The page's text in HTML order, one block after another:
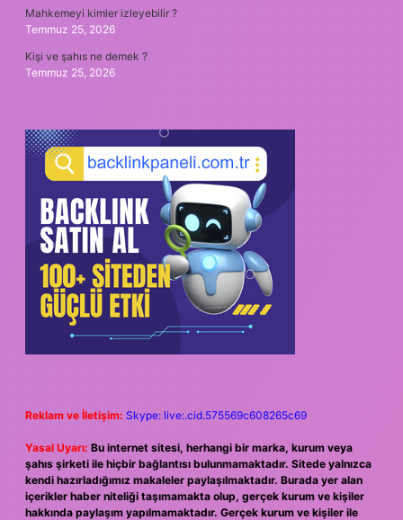
Mahkemeyi kimler izleyebilir ?
Temmuz 25, 2026
Kişi ve şahıs ne demek ?
Temmuz 25, 2026
Reklam ve İletişim: Skype: live:.cid.575569c608265c69
Yasal Uyarı: Bu internet sitesi, herhangi bir marka, kurum veya
şahıs şirketi ile hiçbir bağlantısı bulunmamaktadır. Sitede yalnızca
kendi hazırladığımız makaleler paylaşılmaktadır. Burada yer alan
içerikler haber niteliği taşımamakta olup, gerçek kurum ve kişiler
hakkında paylaşım yapılmamaktadır. Gerçek kurum ve kişiler ile